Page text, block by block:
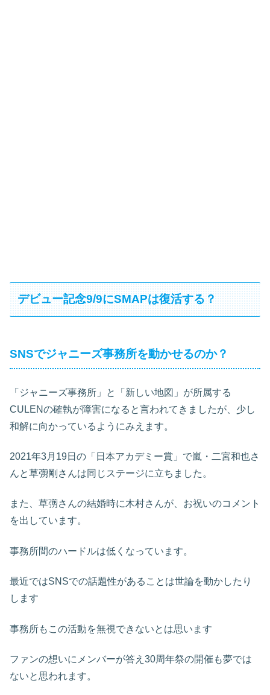
デビュー記念9/9にSMAPは復活する？
SNSでジャニーズ事務所を動かせるのか？
「ジャニーズ事務所」と「新しい地図」が所属する
CULENの確執が障害になると言われてきましたが、少し
和解に向かっているようにみえます。
2021年3月19日の「日本アカデミー賞」で嵐・二宮和也さ
んと草彅剛さんは同じステージに立ちました。
また、草彅さんの結婚時に木村さんが、お祝いのコメント
を出しています。
事務所間のハードルは低くなっています。
最近ではSNSでの話題性があることは世論を動かしたり
します
事務所もこの活動を無視できないとは思います
ファンの想いにメンバーが答え30周年祭の開催も夢では
ないと思われます。